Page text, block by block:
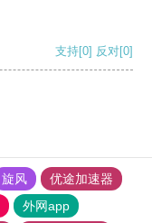
支持[0] 反对[0]
旋风
优途加速器
外网app